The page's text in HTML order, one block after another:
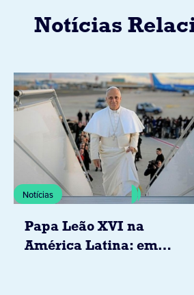
Notícias
Notícias
Papa Leão XVI na
América Latina: em